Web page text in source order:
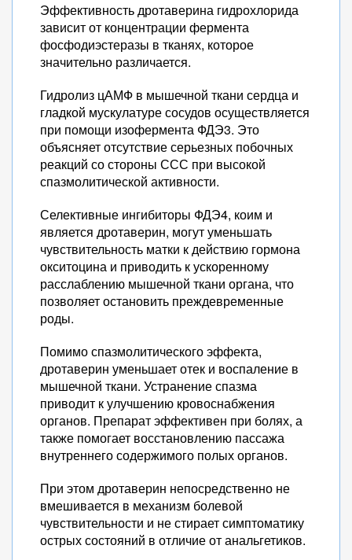
Эффективность дротаверина гидрохлорида
зависит от концентрации фермента
фосфодиэстеразы в тканях, которое
значительно различается.
Гидролиз цАМФ в мышечной ткани сердца и
гладкой мускулатуре сосудов осуществляется
при помощи изофермента ФДЭ3. Это
объясняет отсутствие серьезных побочных
реакций со стороны ССС при высокой
спазмолитической активности.
Селективные ингибиторы ФДЭ4, коим и
является дротаверин, могут уменьшать
чувствительность матки к действию гормона
окситоцина и приводить к ускоренному
расслаблению мышечной ткани органа, что
позволяет остановить преждевременные
роды.
Помимо спазмолитического эффекта,
дротаверин уменьшает отек и воспаление в
мышечной ткани. Устранение спазма
приводит к улучшению кровоснабжения
органов. Препарат эффективен при болях, а
также помогает восстановлению пассажа
внутреннего содержимого полых органов.
При этом дротаверин непосредственно не
вмешивается в механизм болевой
чувствительности и не стирает симптоматику
острых состояний в отличие от анальгетиков.